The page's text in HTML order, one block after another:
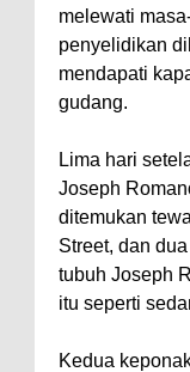
melewati
penyelidikan
mendapati
gudang.
Lima hari
Joseph
ditemukan
Street, dan
tubuh Joseph
itu seperti
Kedua